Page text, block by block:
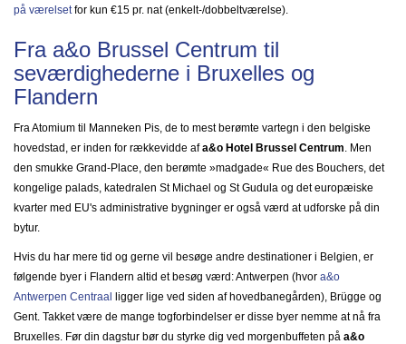
på værelsetfor kun €15 pr. nat (enkelt-/dobbeltværelse).
Fra a&o Brussel Centrum til
seværdighederne i Bruxelles og
Flandern
Fra Atomium til Manneken Pis, de to mest berømte vartegn i den belgiske
hovedstad, er inden for rækkevidde afa&o Hotel Brussel Centrum. Men
den smukke Grand-Place, den berømte »madgade« Rue des Bouchers, det
kongelige palads, katedralen St Michael og St Gudula og det europæiske
kvarter med EU's administrative bygninger er også værd at udforske på din
bytur.
Hvis du har mere tid og gerne vil besøge andre destinationer i Belgien, er
følgende byer i Flandern altid et besøg værd: Antwerpen (hvor a&o
Antwerpen Centraal
ligger lige ved siden af hovedbanegården), Brügge og
Gent. Takket være de mange togforbindelser er disse byer nemme at nå fra
Bruxelles. Før din dagstur bør du styrke dig ved morgenbuffeten på a&o